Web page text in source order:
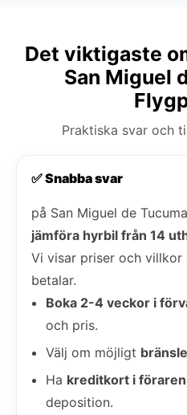
Det viktigaste
San Miguel
Praktiska svar och
✅ Snabba svar
på San Miguel de
jämföra hyrbil från 14
Vi visar priser och
betalar.
Boka 2-4 veckor i
och pris.
Välj om möjligt
Ha kreditkort i
deposition.